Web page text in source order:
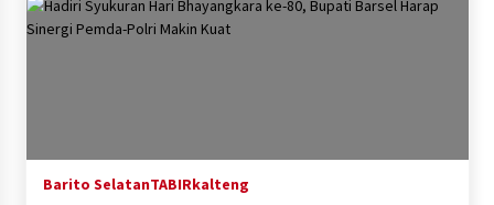
Barito SelatanTABIRkalteng